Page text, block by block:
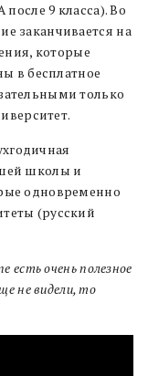
9 класса). Во
заканчивается на
которые
в бесплатное
только
школы и
одновременно
(русский
есть очень полезное
не видели, то